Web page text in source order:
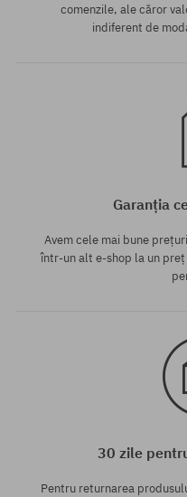
comenzile, ale căror
indiferent de
Garanția
Avem cele mai bune
într-un alt e-shop la un
30 zile
Pentru returnarea